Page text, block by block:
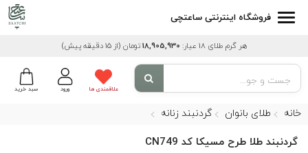
فروشگاه اینترنتی ساعتچی
هر گرم طلای 18 عیار: 18,905,930تومان (از 15 دقیقه پیش)
سبد خرید ورود علاقمندی ها
خانه طلای بانوان گردنبند زنانه
گردنبند طلا طرح مسیکا کد CN749